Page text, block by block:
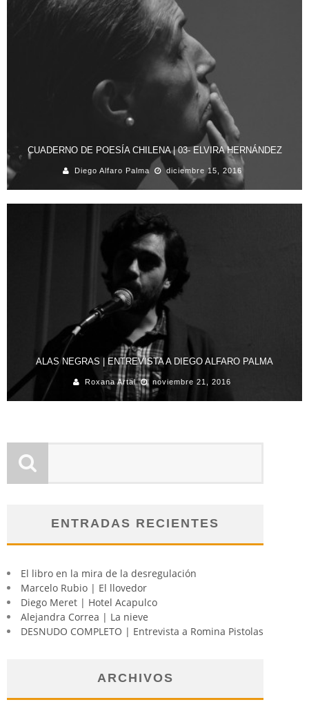
CUADERNO DE POESÍA CHILENA | 03- ELVIRA HERNÁNDEZ
Diego Alfaro Palma diciembre 15, 2016
ALAS NEGRAS | ENTREVISTA A DIEGO ALFARO PALMA
Roxana Artal noviembre 21, 2016
ENTRADAS RECIENTES
El libro en la mira de la desregulación
Marcelo Rubio | El llovedor
Diego Meret | Hotel Acapulco
Alejandra Correa | La nieve
DESNUDO COMPLETO | Entrevista a Romina Pistolas
ARCHIVOS